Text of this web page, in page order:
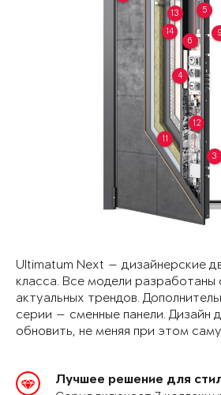
3
4
5
6
9
11
12
13
14
Ultimatum Next — дизайнерские
класса. Все модели разработаны
актуальных трендов.
серии — сменные панели. Дизайн
обновить, не меняя при этом
Лучшее решение для